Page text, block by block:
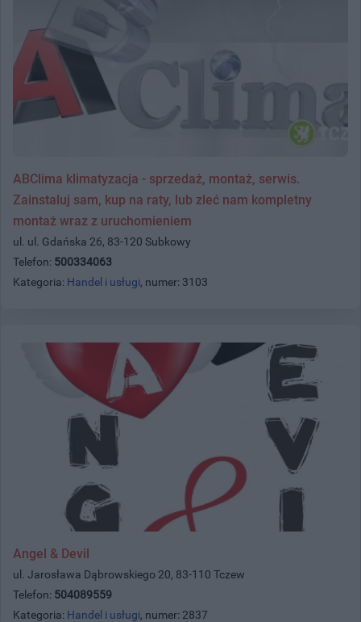
ABClima klimatyzacja - sprzedaż, montaż, serwis.
Zainstaluj sam, kup na raty, lub zleć nam kompletny
montaż wraz z uruchomieniem
ul. ul. Gdańska 26, 83-120 Subkowy
Telefon: 500334063
Kategoria: Handel i usługi, numer: 3103
Angel & Devil
ul. Jarosława Dąbrowskiego 20, 83-110 Tczew
Telefon: 504089559
Kategoria: Handel i usługi, numer: 2837